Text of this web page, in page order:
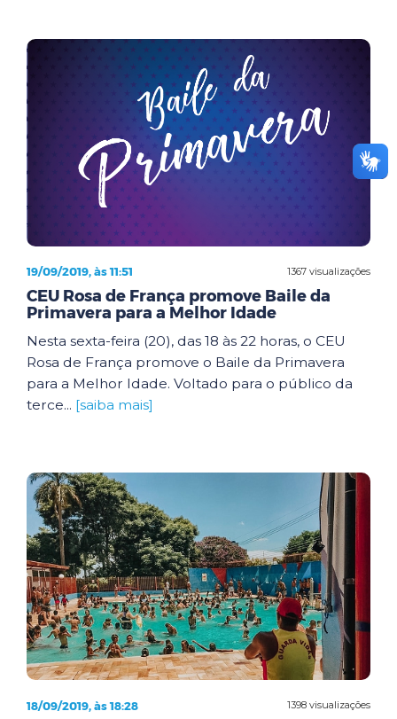
1367 visualizações
19/09/2019, às 11:51
CEU Rosa de França promove Baile da
Primavera para a Melhor Idade
Nesta sexta-feira (20), das 18 às 22 horas, o CEU
Rosa de França promove o Baile da Primavera
para a Melhor Idade. Voltado para o público da
terce... [saiba mais]
1398 visualizações
18/09/2019, às 18:28